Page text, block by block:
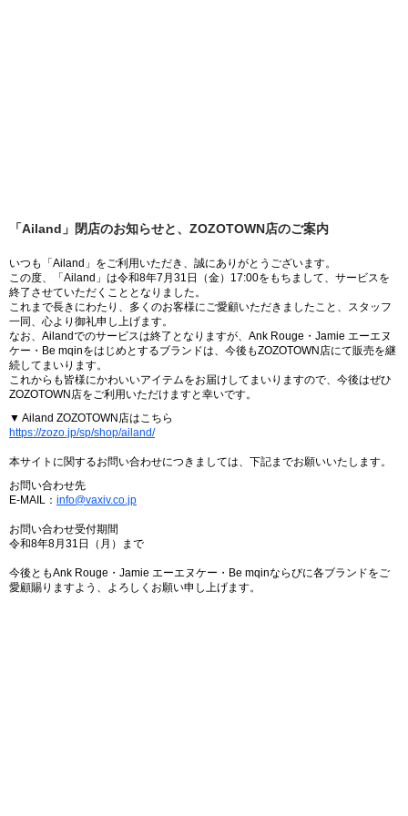
「Ailand」閉店のお知らせと、ZOZOTOWN店のご案内
いつも「Ailand」をご利用いただき、誠にありがとうございます。
この度、「Ailand」は令和8年7月31日（金）17:00をもちまして、サービスを
終了させていただくこととなりました。
これまで長きにわたり、多くのお客様にご愛顧いただきましたこと、スタッフ
一同、心より御礼申し上げます。
なお、Ailandでのサービスは終了となりますが、Ank Rouge・Jamie エーエヌ
ケー・Be mqinをはじめとするブランドは、今後もZOZOTOWN店にて販売を継
続してまいります。
これからも皆様にかわいいアイテムをお届けしてまいりますので、今後はぜひ
ZOZOTOWN店をご利用いただけますと幸いです。
▼ Ailand ZOZOTOWN店はこちら
https://zozo.jp/sp/shop/ailand/
本サイトに関するお問い合わせにつきましては、下記までお願いいたします。
お問い合わせ先
E-MAIL： info@vaxiv.co.jp
お問い合わせ受付期間
令和8年8月31日（月）まで
今後ともAnk Rouge・Jamie エーエヌケー・Be mqinならびに各ブランドをご
愛顧賜りますよう、よろしくお願い申し上げます。